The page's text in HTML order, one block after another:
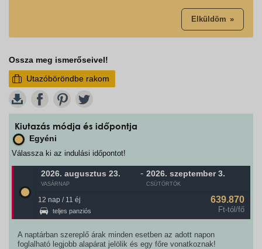
Elküldöm
Ossza meg ismerőseivel!
Utazóböröndbe rakom
Kiutazás módja és időpontja
Egyéni
Válassza ki az indulási időpontot!
2026. augusztus 23.
VASÁRNAP
- 2026. szeptember 3.
CSÜTÖRTÖK
12 nap / 11 éj
teljes panziós
639.870
Ft-tól/fő
A naptárban szereplő árak minden esetben az adott napon
foglalható legjobb alapárat jelölik és egy főre vonatkoznak!